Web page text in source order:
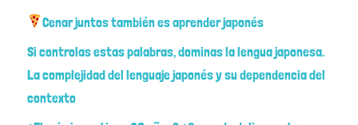
Cenar juntos también es aprender japonés
Si controlas estas palabras, dominas la lengua japonesa.
La complejidad del lenguaje japonés y su dependencia del
contexto